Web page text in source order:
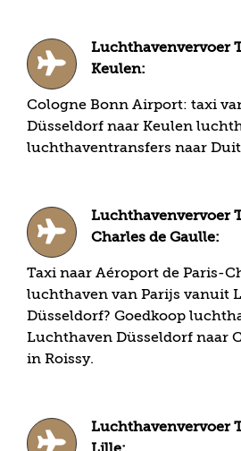
Luchthavenvervoer
Keulen:
Cologne Bonn Airport: taxi
Düsseldorf naar Keulen
luchthaventransfers naar
Luchthavenvervoer
Charles de Gaulle:
Taxi naar Aéroport de Paris-
luchthaven van Parijs vanuit
Düsseldorf? Goedkoop
Luchthaven Düsseldorf naar
in Roissy.
Luchthavenvervoer